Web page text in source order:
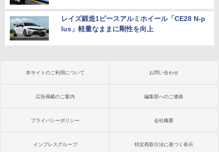
レイズ鍛造1ピースアルミホイール「CE28 N-p
lus」軽量なままに剛性を向上
本サイトのご利用について お問い合わせ
広告掲載のご案内 編集部へのご連絡
プライバシーポリシー 会社概要
インプレスグループ 特定商取引法に基づく表示